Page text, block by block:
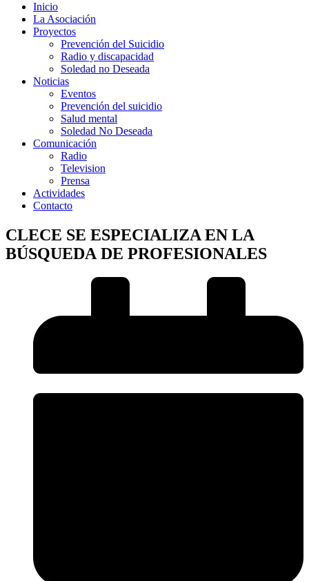
Inicio
La Asociación
Proyectos
Prevención del Suicidio
Radio y discapacidad
Soledad no Deseada
Noticias
Eventos
Prevención del suicidio
Salud mental
Soledad No Deseada
Comunicación
Radio
Television
Prensa
Actividades
Contacto
CLECE SE ESPECIALIZA EN LA
BÚSQUEDA DE PROFESIONALES